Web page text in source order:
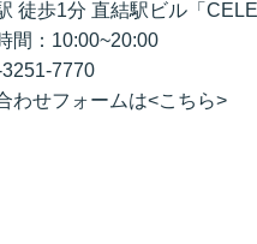
徒歩1分 直結駅ビル「
間：10:00~20:00
7770
わせフォームは<こちら>